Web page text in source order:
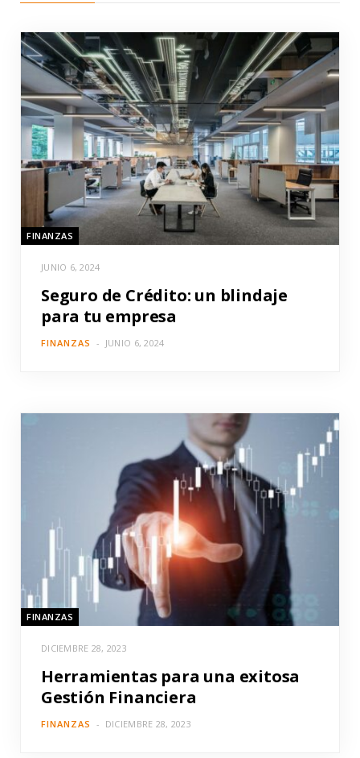
FINANZAS
JUNIO 6, 2024
Seguro de Crédito: un blindaje
para tu empresa
FINANZAS JUNIO 6, 2024
FINANZAS
DICIEMBRE 28, 2023
Herramientas para una exitosa
Gestión Financiera
FINANZAS DICIEMBRE 28, 2023